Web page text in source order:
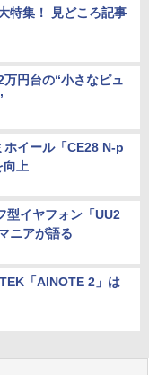
特集！ 見どころ記事
円台の“小さなピュ
ホイール「CE28 N-p
向上
型イヤフォン「UU2
ニアが語る
「AINOTE 2」は